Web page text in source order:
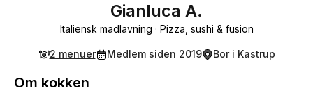
Gianluca A.
Italiensk madlavning Pizza, sushi & fusion
2 menuer Medlem siden 2019 Bor i Kastrup
Om kokken